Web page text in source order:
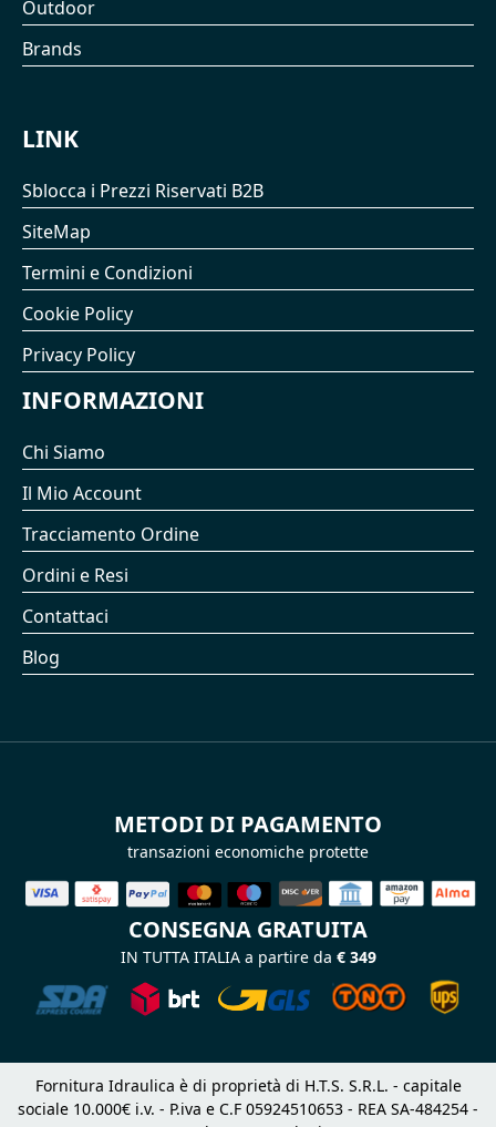
Outdoor
Brands
LINK
Sblocca i Prezzi Riservati B2B
SiteMap
Termini e Condizioni
Cookie Policy
Privacy Policy
INFORMAZIONI
Chi Siamo
Il Mio Account
Tracciamento Ordine
Ordini e Resi
Contattaci
Blog
METODI DI PAGAMENTO
transazioni economiche protette
CONSEGNA GRATUITA
IN TUTTA ITALIA a partire da € 349
Fornitura Idraulica è di proprietà di H.T.S. S.R.L. - capitale
sociale 10.000€ i.v. - P.iva e C.F 05924510653 - REA SA-484254 -